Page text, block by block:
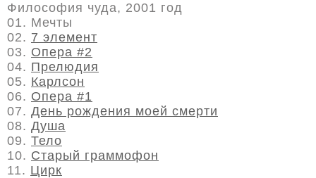
Философия чуда, 2001 год
01. Мечты
02. 7 элемент
03. Опера #2
04. Прелюдия
05. Карлсон
06. Опера #1
07. День рождения моей смерти
08. Душа
09. Тело
10. Старый граммофон
11. Цирк